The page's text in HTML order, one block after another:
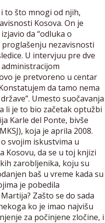
to što mnogi od njih,
Kosova. On je
da “odluka o
nezavisnosti
U intervjuu pre dve
je pretvoreno u centar
da tamo nema
Umesto suočavanja
li je to bio začetak optužbi
Karle del Ponte, bivše
koja je aprila 2008.
svojim iskustvima u
Kosovu, da se u toj knjizi
zarobljenika, koju su
baš u vreme kada su
je pobedila
Zašto se do sada
ko je imao najvišu
za počinjene zločine, i